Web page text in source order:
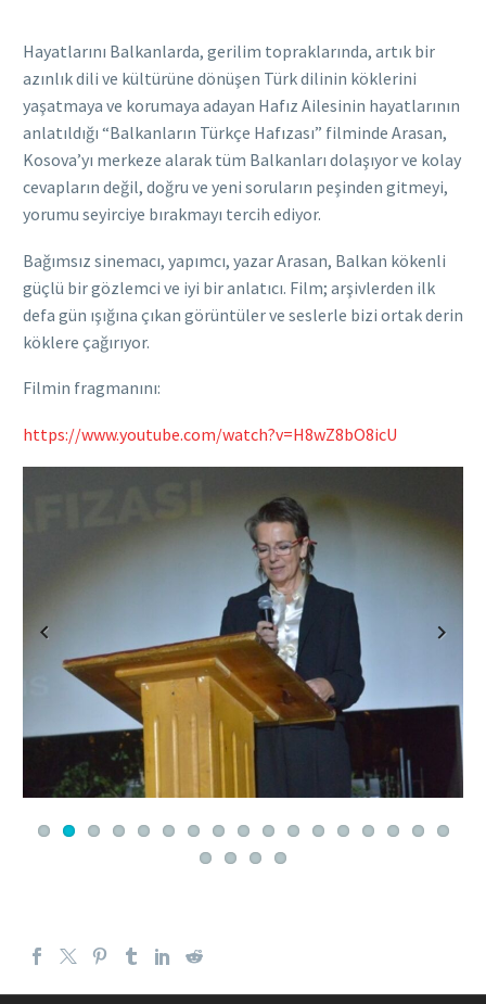
Hayatlarını Balkanlarda, gerilim topraklarında, artık bir
azınlık dili ve kültürüne dönüşen Türk dilinin köklerini
yaşatmaya ve korumaya adayan Hafız Ailesinin hayatlarının
anlatıldığı “Balkanların Türkçe Hafızası” filminde Arasan,
Kosova’yı merkeze alarak tüm Balkanları dolaşıyor ve kolay
cevapların değil, doğru ve yeni soruların peşinden gitmeyi,
yorumu seyirciye bırakmayı tercih ediyor.
Bağımsız sinemacı, yapımcı, yazar Arasan, Balkan kökenli
güçlü bir gözlemci ve iyi bir anlatıcı. Film; arşivlerden ilk
defa gün ışığına çıkan görüntüler ve seslerle bizi ortak derin
köklere çağırıyor.
Filmin fragmanını:
https://www.youtube.com/watch?v=H8wZ8bO8icU
Previous